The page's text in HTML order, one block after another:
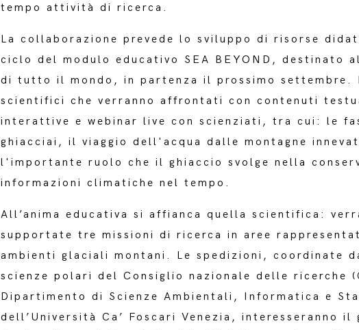
tempo attività di ricerca.
La collaborazione prevede lo sviluppo di risorse
ciclo del modulo educativo SEA BEYOND, destinato
di tutto il mondo, in partenza il prossimo settembre.
scientifici che verranno affrontati con contenuti
interattive e webinar live con scienziati, tra cui: le
ghiacciai, il viaggio dell'acqua dalle montagne
l'importante ruolo che il ghiaccio svolge nella
informazioni climatiche nel tempo.
All’anima educativa si affianca quella scientifica:
supportate tre missioni di ricerca in aree
ambienti glaciali montani. Le spedizioni, coordinate
scienze polari del Consiglio nazionale delle ricerche
Dipartimento di Scienze Ambientali, Informatica e
dell’Università Ca’ Foscari Venezia, interesseranno il